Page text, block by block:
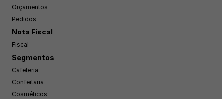
Orçamentos
Pedidos
Nota Fiscal
Fiscal
Segmentos
Cafeteria
Confeitaria
Cosméticos